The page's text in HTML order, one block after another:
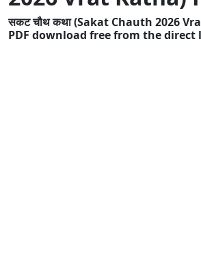
सकट चौथ कथा (Sakat Chauth 2026
PDF download free from the direct